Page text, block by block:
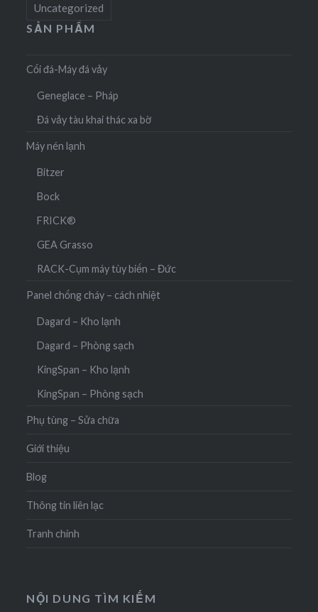
Uncategorized
SẢN PHẨM
Cối đá-Máy đá vảy
Geneglace – Pháp
Đá vảy tàu khai thác xa bờ
Máy nén lạnh
Bitzer
Bock
FRICK®
GEA Grasso
RACK-Cụm máy tùy biến – Đức
Panel chống cháy – cách nhiệt
Dagard – Kho lạnh
Dagard – Phòng sạch
KingSpan – Kho lạnh
KingSpan – Phòng sạch
Phụ tùng – Sửa chữa
Giới thiệu
Blog
Thông tin liên lạc
Tranh chính
NỘI DUNG TÌM KIẾM